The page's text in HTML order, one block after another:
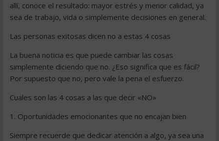
allí, conoce el resultado: mayor estrés y menor calidad, ya
sea de trabajo, vida o simplemente decisiones en general.
Las personas exitosas dicen no a estas 4 cosas
La buena noticia es que puede cambiar las cosas
simplemente diciendo que no. ¿Eso significa que es fácil?
Por supuesto que no, pero vale la pena el esfuerzo.
Cuales son las 4 cosas a las que decir «NO»
1. Oportunidades emocionantes que no encajan bien
Siempre recuerde que dedicar atención a algo, ya sea una